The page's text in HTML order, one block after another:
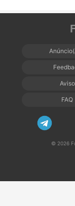
Aviso
FAQ
© 2026